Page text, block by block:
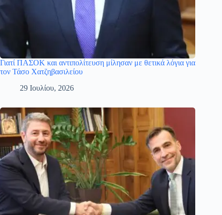
Γιατί ΠΑΣΟΚ και αντιπολίτευση μίλησαν με θετικά λόγια για
τον Τάσο Χατζηβασιλείου
29 Ιουλίου, 2026